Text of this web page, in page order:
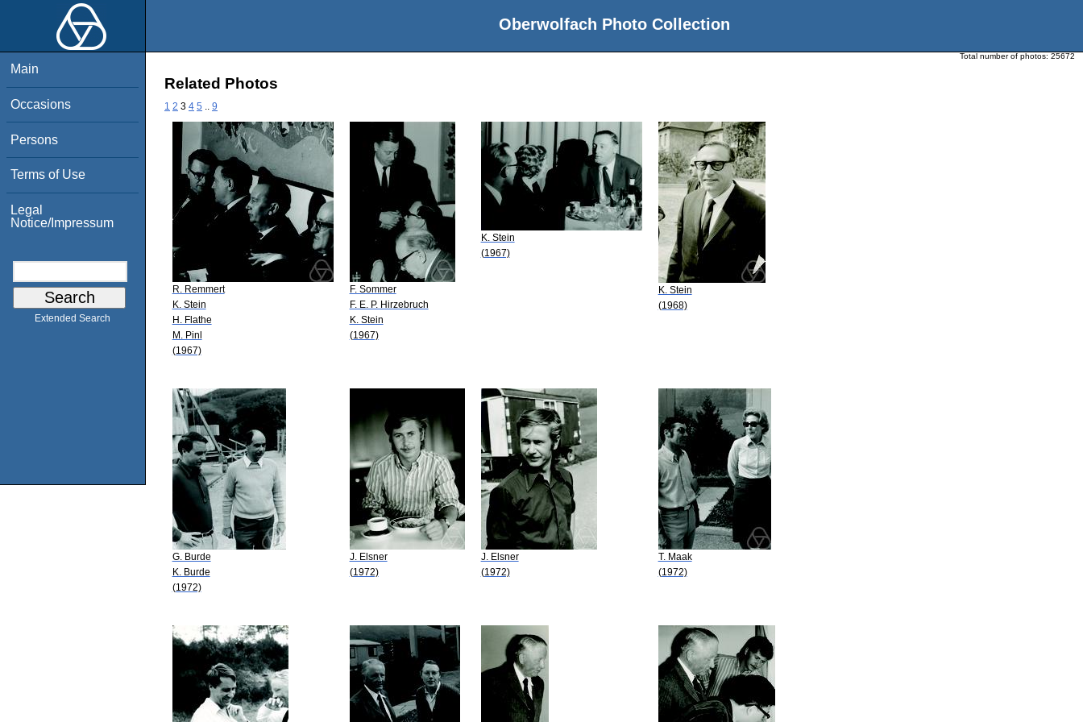
Oberwolfach Photo Collection
Main
Occasions
Persons
Terms of Use
Legal
Notice/Impressum
Extended Search
Total number of photos: 25672
Related Photos
1 2 3 4 5 9
R. Remmert
K. Stein
H. Flathe
M. Pinl
(1967)
F. Sommer
F. E. P. Hirzebruch
K. Stein
(1967)
K. Stein
(1967)
K. Stein
(1968)
G. Burde
K. Burde
(1972)
J. Elsner
(1972)
J. Elsner
(1972)
T. Maak
(1972)